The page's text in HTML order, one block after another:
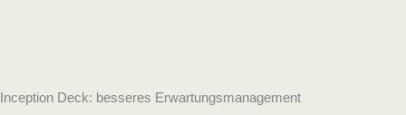
Inception Deck: besseres Erwartungsmanagement